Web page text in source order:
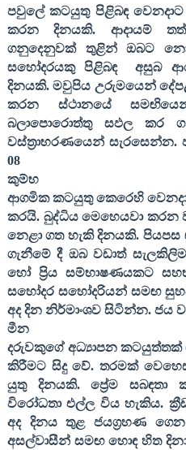
පවුලේ කටයුතු පිළිබඳ
කරන දිනයකි. ආදායම්
ගනුදෙනුවක් තුළින් ඔබට
සහෝදරයකු පිළිබඳ
අසුබ
දිනයකි. මවුපිය උරුමයෙන්
කරන ස්ථානයේ
බලාපොරොත්තු සඵල කර
වස්ත්‍රාභරණයෙන්
08
කුම්භ
ආගමික කටයුතු කෙරෙහි
කරයි. බුද්ධිය මෙහෙයවා කරන
නෙළා ගත හැකි දිනයකි. පියපස
ගැනීමේ දී ඔබ වඩාත්
හෝ ප්‍රිය සම්භාෂණයකට
සහෝදර සහෝදරියන් සමඟ
අද දින නිර්මාංශව සිටින්න. ජය
මීන
දරුවකුගේ අධ්‍යාපන
කිරීමට සිදු වේ. තරමක්
යුතු දිනයකි. ප්‍රේම සබඳතා
විරෝධතා එල්ල විය හැකිය.
අද දිනය තුළ ජයග්‍රහණ
අසල්වාසීන් සමඟ හොඳ හිත